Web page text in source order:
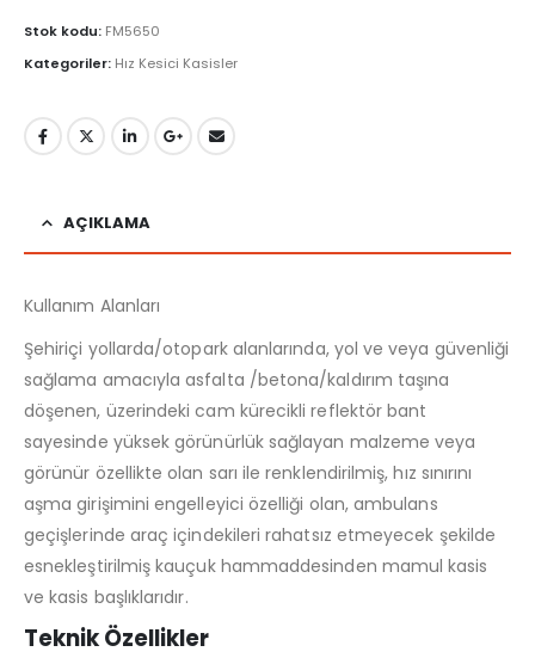
Stok kodu: FM5650
Kategoriler: Hız Kesici Kasisler
AÇIKLAMA
Kullanım Alanları
Şehiriçi yollarda/otopark alanlarında, yol ve veya güvenliği
sağlama amacıyla asfalta /betona/kaldırım taşına
döşenen, üzerindeki cam kürecikli reflektör bant
sayesinde yüksek görünürlük sağlayan malzeme veya
görünür özellikte olan sarı ile renklendirilmiş, hız sınırını
aşma girişimini engelleyici özelliği olan, ambulans
geçişlerinde araç içindekileri rahatsız etmeyecek şekilde
esnekleştirilmiş kauçuk hammaddesinden mamul kasis
ve kasis başlıklarıdır.
Teknik Özellikler